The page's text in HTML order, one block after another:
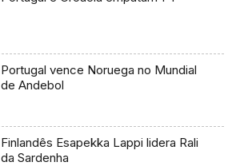
Portugal vence Noruega no Mundial
de Andebol
Finlandês Esapekka Lappi lidera Rali
da Sardenha